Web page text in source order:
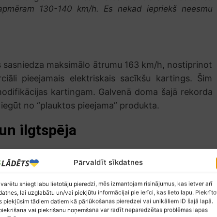
Pārvaldīt sīkdatnes
sniegt labu lietotāju pieredzi, mēs izmantojam risinājumus, kas ietver arī
lai uzglabātu un/vai piekļūtu informācijai pie ierīci, kas lieto lapu.
piekļūsim tādiem datiem kā pārlūkošanas pieredzei vai unikāliem ID šajā lapā.
vai piekrišanu noņemšana var radīt neparedzētas problēmas lapas
130-140 km/h. Es nekad iepriekš neesmu
maksimālo ātrumu 163 km/h, nostiprinot
pieejamais elektriskais sacīkšu kartings. Šim
kartingam. Galvenā doma šajā rekorda
no “plauktos pieejama” produkta.
ilgtspēja
bet iespējas variēt ar trases izkārtojumu
Gotlandringa lepojas ar attīstītu lādēšanas
tai skaitā sacīkšu automašīnām. Turklāt
elektroģeneratoriem, pilnībā atbilstot videi